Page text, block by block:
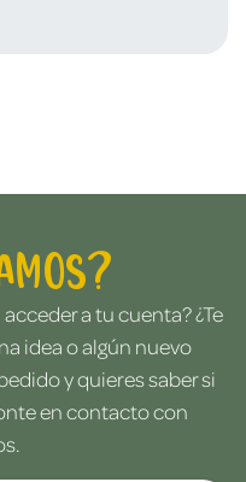
a tu cuenta? ¿Te
idea o algún nuevo
y quieres saber si
en contacto con